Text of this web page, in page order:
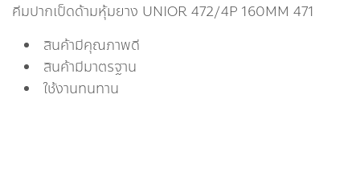
คีมปากเป็ดด้ามหุ้มยาง UNIOR 472/4P 160MM 471
สินค้ามีคุณภาพดี
สินค้ามีมาตรฐาน
ใช้งานทนทาน